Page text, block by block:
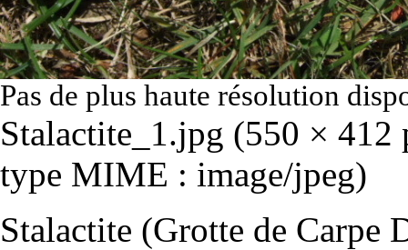
Pas de plus haute résolution
Stalactite_1.jpg (550 × 412
type MIME : image/jpeg)
Stalactite (Grotte de Carpe